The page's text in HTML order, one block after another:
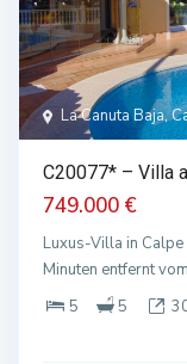
La Canuta Baja,
C20077* – Villa
749.000 €
Luxus-Villa in
Minuten entfernt
5
5